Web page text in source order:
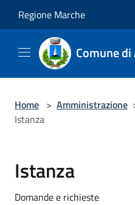
Regione Marche
Comune
Home > Amministrazione
Istanza
Istanza
Domande e richieste